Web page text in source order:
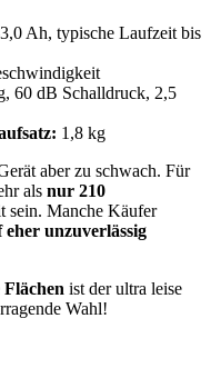
Ah, typische Laufzeit bis
60 dB Schalldruck, 2,5
1,8 kg
aber zu schwach. Für
als nur 210
sein. Manche Käufer
unzuverlässig
ist der ultra leise
Wahl!